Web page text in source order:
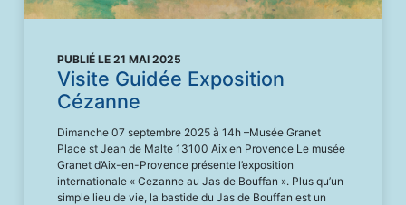
PUBLIÉ LE 21 MAI 2025
Visite Guidée Exposition
Cézanne
Dimanche 07 septembre 2025 à 14h –Musée Granet
Place st Jean de Malte 13100 Aix en Provence Le musée
Granet d’Aix-en-Provence présente l’exposition
internationale « Cezanne au Jas de Bouffan ». Plus qu’un
simple lieu de vie, la bastide du Jas de Bouffan est un